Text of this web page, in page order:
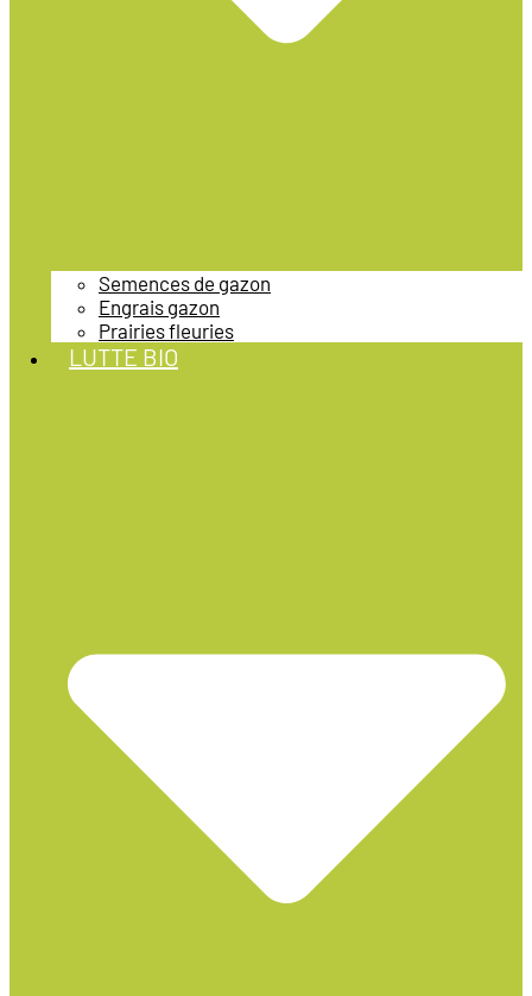
Semences de gazon
Engrais gazon
Prairies fleuries
LUTTE BIO